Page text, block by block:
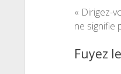
« Dirigez-
ne signifie
Fuyez